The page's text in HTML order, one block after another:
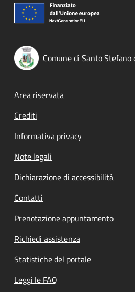
Comune di Santo Stefano
Footer menu
Area riservata
Crediti
Informativa privacy
Note legali
Dichiarazione di accessibilità
Contatti
Prenotazione appuntamento
Richiedi assistenza
Statistiche del portale
Leggi le FAQ